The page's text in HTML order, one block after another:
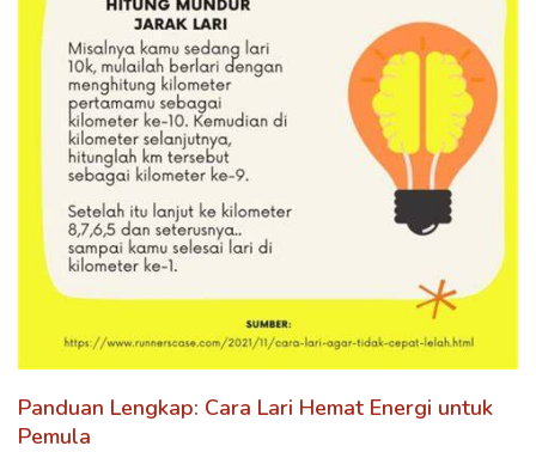
Panduan Lengkap: Cara Lari Hemat Energi untuk
Pemula